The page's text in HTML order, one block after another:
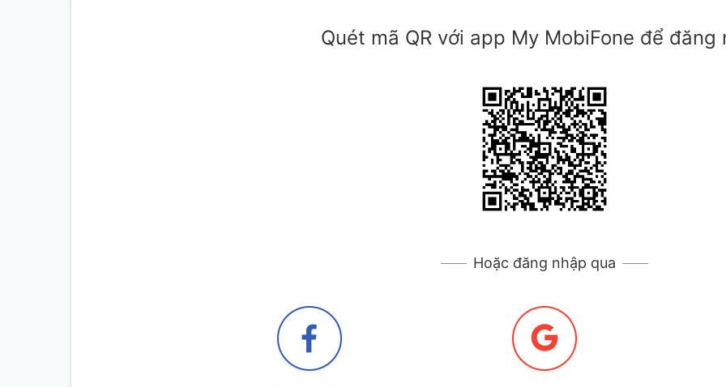
Quét mã QR với app My MobiFone để đăng
Hoặc đăng nhập qua